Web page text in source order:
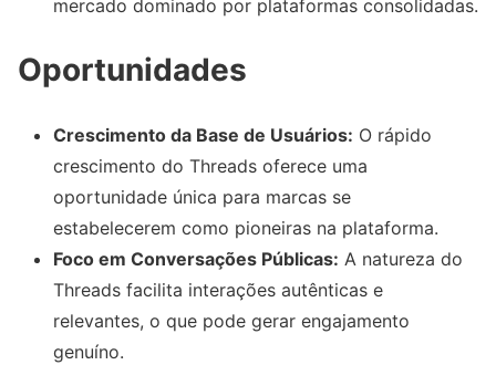
mercado dominado por plataformas consolidadas.
Oportunidades
Crescimento da Base de Usuários: O rápido
crescimento do Threads oferece uma
oportunidade única para marcas se
estabelecerem como pioneiras na plataforma.
Foco em Conversações Públicas: A natureza do
Threads facilita interações autênticas e
relevantes, o que pode gerar engajamento
genuíno.